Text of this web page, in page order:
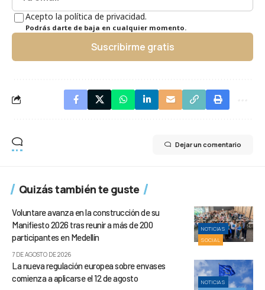
Acepto la política de privacidad.
Podrás darte de baja en cualquier momento.
Suscribirme gratis
Dejar un comentario
Quizás también te guste
NOTICIAS
SOCIAL
Voluntare avanza en la construcción de su
Manifiesto 2026 tras reunir a más de 200
participantes en Medellín
7 DE AGOSTO DE 2026
NOTICIAS
La nueva regulación europea sobre envases
comienza a aplicarse el 12 de agosto